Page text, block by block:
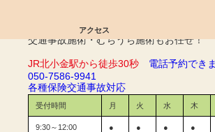
ばね指｜北小金南口駅前接骨院
交通事故施術・むちうち施術もお任せ！
JR北小金駅から徒歩30秒 電話予約できま
050-7586-9941
各種保険交通事故対応
受付時間 月 火 水 木
9:30～12:00 ● ● ● ●
アクセス